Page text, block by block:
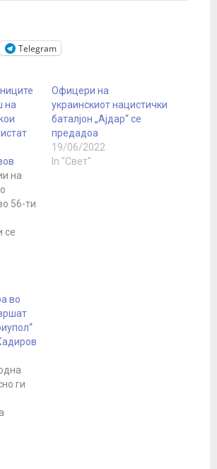
Telegram
на
на
56-ти
се
V.
Офицери на
украинскиот нацистички
баталјон „Ајдар“ се
предадоа
19/06/2022
In "Свет"
во
ги